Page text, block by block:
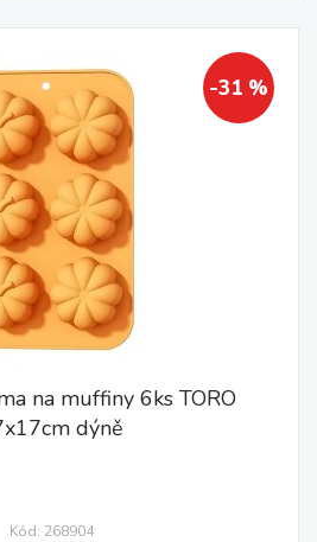
-31 %
na muffiny 6ks TORO
dýně
Kód: 268904